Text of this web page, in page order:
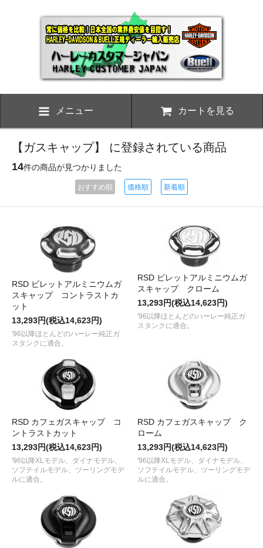
メニュー カートを見る
【ガスキャップ】 に登録されている商品
14件の商品が見つかりました
おすすめ順 価格順 新着順
RSD ビレットアルミニウムガ
スキャップ コントラストカ
ット
13,293円(税込14,623円)
'96以降ほとんどのハーレー純正ガ
スタンクに適合。
RSD ビレットアルミニウムガ
スキャップ クローム
13,293円(税込14,623円)
'96以降ほとんどのハーレー純正ガ
スタンクに適合。
RSD カフェガスキャップ コ
ントラストカット
13,293円(税込14,623円)
'96以降XLモデル、ダイナモデル、
ソフテイルモデル、ツーリングモデ
ルに適合。
RSD カフェガスキャップ ク
ローム
13,293円(税込14,623円)
'96以降XLモデル、ダイナモデル、
ソフテイルモデル、ツーリングモデ
ルに適合。